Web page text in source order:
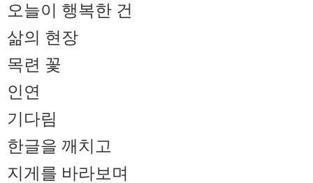
오늘이 행복한 건
삶의 현장
목련 꽃
인연
기다림
한글을 깨치고
지게를 바라보며